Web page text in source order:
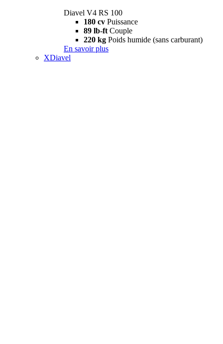
Diavel V4 RS 100
180 cv Puissance
89 lb-ft Couple
220 kg Poids humide (sans carburant)
En savoir plus
XDiavel